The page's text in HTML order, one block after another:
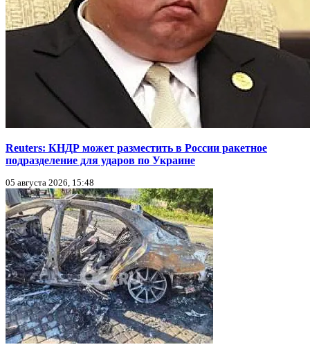
Reuters: КНДР может разместить в России ракетное
подразделение для ударов по Украине
05 августа 2026, 15:48